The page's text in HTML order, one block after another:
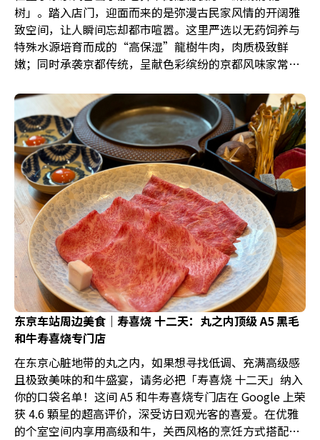
树」。踏入店门，迎面而来的是弥漫古民家风情的开阔雅
致空间，让人瞬间忘却都市喧嚣。这里严选以无药饲养与
特殊水源培育而成的“高保湿”龍樹牛肉，肉质极致鲜
嫩；同时承袭京都传统，呈献色彩缤纷的京都风味家常小
织出一场温柔抚慰身心的至福飨宴，静待您来亲启。
东京车站周边美食｜寿喜烧 十二天：丸之内顶级 A5 黑毛
和牛寿喜烧专门店
在东京心脏地带的丸之内，如果想寻找低调、充满高级感
且极致美味的和牛盛宴，请务必把「寿喜烧 十二天」纳入
你的口袋名单！这间 A5 和牛寿喜烧专门店在 Google 上荣
获 4.6 顆星的超高评价，深受访日观光客的喜爱。在优雅
的个室空间内享用高级和牛，关西风格的烹饪方式搭配上